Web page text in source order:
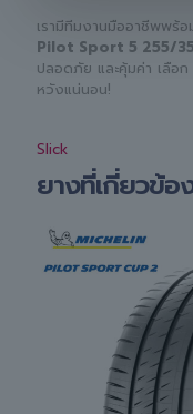
เรามีทีมงานมืออาชีพพร้อ
Pilot Sport 5 255/
ปลอดภัย และคุ้มค่า เลือ
หวังแน่นอน!
Slick
ยางที่เกี่ยวข้อ